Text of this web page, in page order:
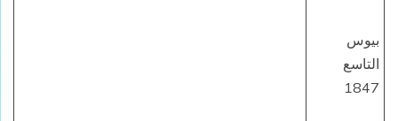
بيوس
التاسع
1847